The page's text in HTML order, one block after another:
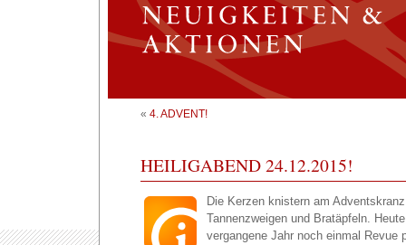
« 4. ADVENT!
HEILIGABEND 24.12.2015!
Die Kerzen knistern am
Tannenzweigen und Bratäpfeln.
vergangene Jahr noch einmal Revue